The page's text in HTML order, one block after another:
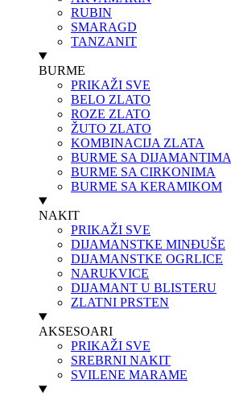
RUBIN
SMARAGD
TANZANIT
BURME
PRIKAŽI SVE
BELO ZLATO
ROZE ZLATO
ŽUTO ZLATO
KOMBINACIJA ZLATA
BURME SA DIJAMANTIMA
BURME SA CIRKONIMA
BURME SA KERAMIKOM
NAKIT
PRIKAŽI SVE
DIJAMANSTKE MINĐUŠE
DIJAMANSTKE OGRLICE
NARUKVICE
DIJAMANT U BLISTERU
ZLATNI PRSTEN
AKSESOARI
PRIKAŽI SVE
SREBRNI NAKIT
SVILENE MARAME